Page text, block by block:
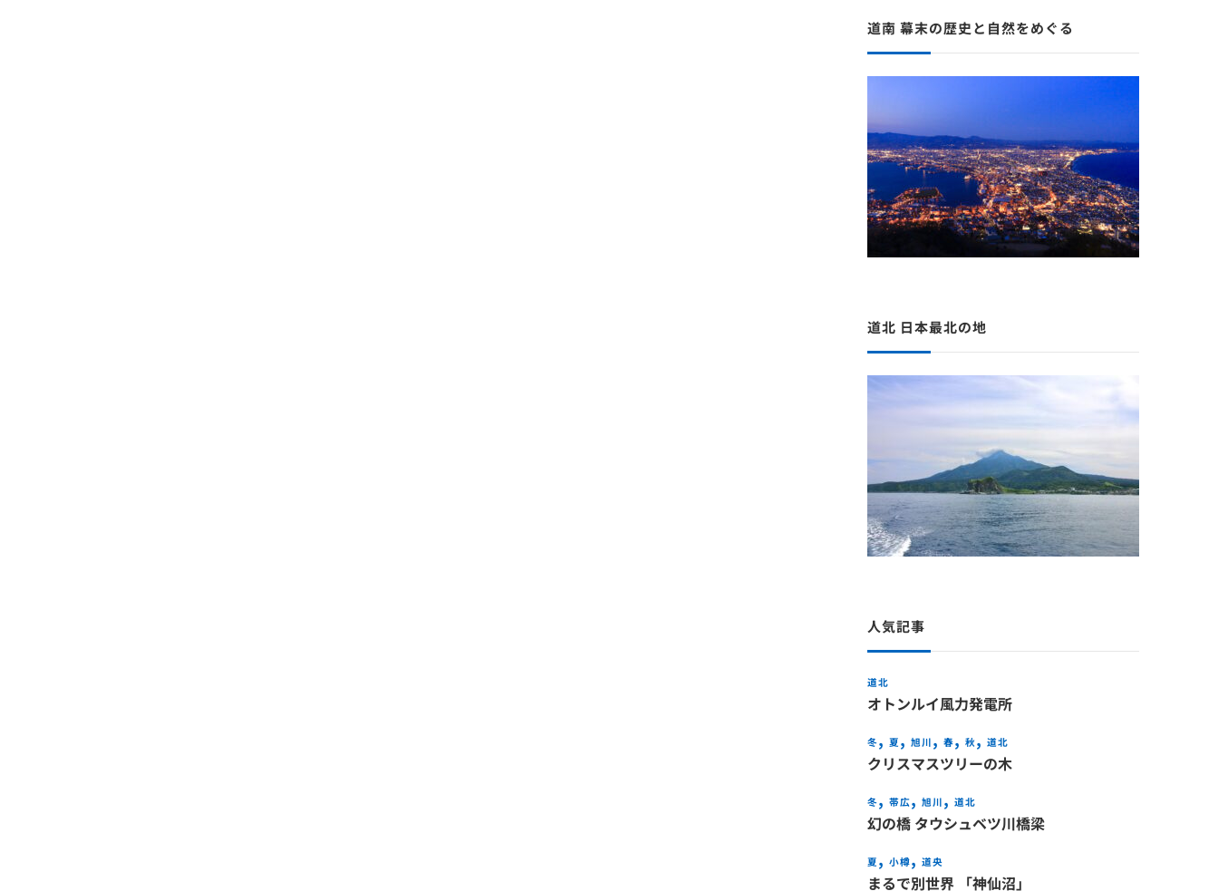
道南 幕末の歴史と自然をめぐる
道北 日本最北の地
人気記事
道北
オトンルイ風力発電所
冬 夏 旭川 春 秋 道北
クリスマスツリーの木
冬 帯広 旭川 道北
幻の橋 タウシュベツ川橋梁
夏 小樽 道央
まるで別世界 「神仙沼」